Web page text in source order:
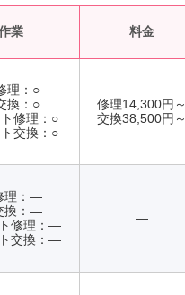
業 料金
理：○
換：○
修理：○
交換：○
修理14,300円～
交換38,500円～
理：―
換：―
修理：―
交換：―
―